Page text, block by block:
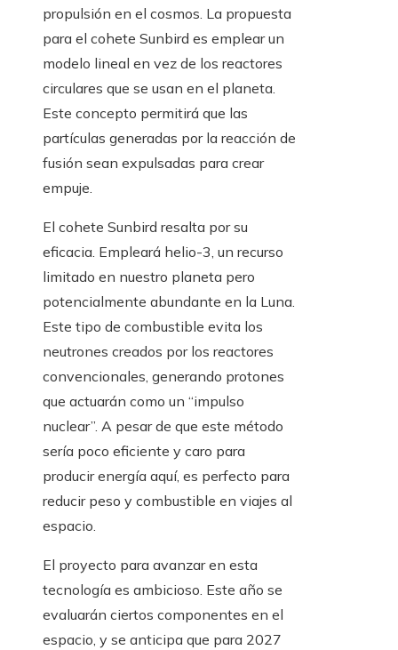
propulsión en el cosmos. La propuesta
para el cohete Sunbird es emplear un
modelo lineal en vez de los reactores
circulares que se usan en el planeta.
Este concepto permitirá que las
partículas generadas por la reacción de
fusión sean expulsadas para crear
empuje.
El cohete Sunbird resalta por su
eficacia. Empleará helio-3, un recurso
limitado en nuestro planeta pero
potencialmente abundante en la Luna.
Este tipo de combustible evita los
neutrones creados por los reactores
convencionales, generando protones
que actuarán como un “impulso
nuclear”. A pesar de que este método
sería poco eficiente y caro para
producir energía aquí, es perfecto para
reducir peso y combustible en viajes al
espacio.
El proyecto para avanzar en esta
tecnología es ambicioso. Este año se
evaluarán ciertos componentes en el
espacio, y se anticipa que para 2027